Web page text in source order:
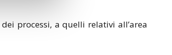
processi, a quelli relativi all’area